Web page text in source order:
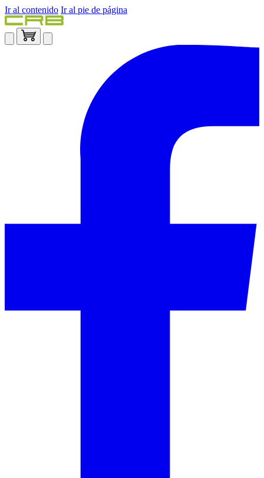
Ir al contenido Ir al pie de página